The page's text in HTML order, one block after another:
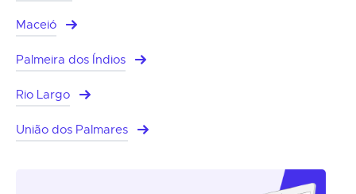
Maceió
Palmeira dos Índios
Rio Largo
União dos Palmares